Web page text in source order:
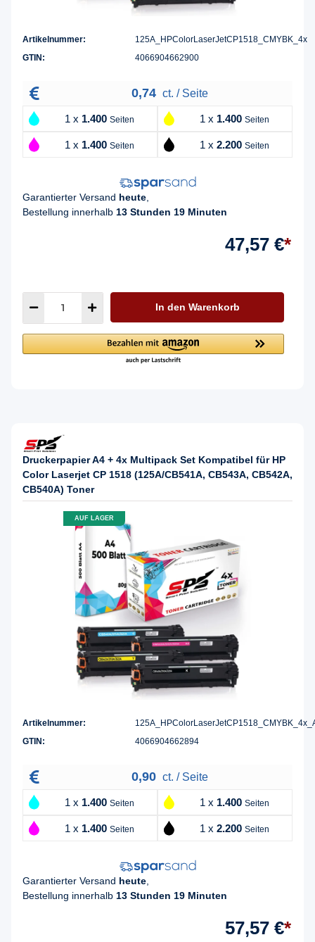
Artikelnummer:
125A_HPColorLaserJetCP1518_CMYBK_4x
GTIN:
4066904662900
0,74 ct. / Seite
1 x 1.400 Seiten 1 x 1.400 Seiten
1 x 1.400 Seiten 1 x 2.200 Seiten
Garantierter Versand heute
Bestellung innerhalb 13 Stunden 19 Minuten
47,57 €*
In den Warenkorb
Druckerpapier A4 + 4x Multipack Set Kompatibel für HP
Color Laserjet CP 1518 (125A/CB541A, CB543A, CB542A,
CB540A) Toner
AUF LAGER
Artikelnummer:
GTIN:
4066904662894
0,90 ct. / Seite
1 x 1.400 Seiten 1 x 1.400 Seiten
1 x 1.400 Seiten 1 x 2.200 Seiten
Garantierter Versand heute
Bestellung innerhalb 13 Stunden 19 Minuten
57,57 €*